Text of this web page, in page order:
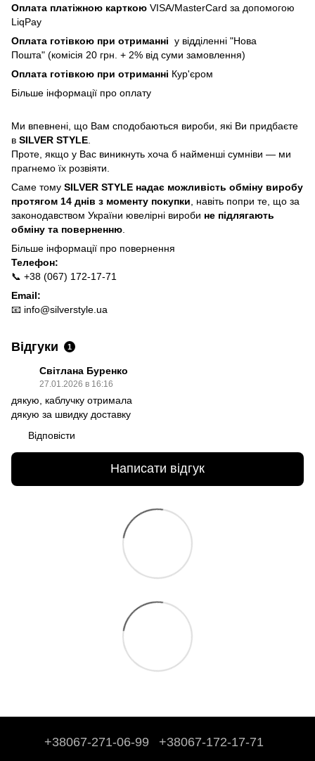
Оплата платіжною карткою VISA/MasterCard за допомогою
LiqPay
Оплата готівкою при отриманні у відділенні "Нова
Пошта" (комісія 20 грн. + 2% від суми замовлення)
Оплата готівкою при отриманні Кур'єром
Більше інформації про оплату
Ми впевнені, що Вам сподобаються вироби, які Ви придбаєте
в SILVER STYLE
Проте, якщо у Вас виникнуть хоча б найменші сумніви — ми
прагнемо їх розвіяти.
Саме тому SILVER STYLE надає можливість обміну виробу
протягом 14 днів з моменту покупки , навіть попри те, що за
законодавством України ювелірні вироби не підлягають
обміну та поверненню
Більше інформації про повернення
Телефон:
📞 +38 (067) 172-17-71
Email:
📧 info@silverstyle.ua
Відгуки 1
Світлана Буренко
27.01.2026 в 16:16
дякую, каблучку отримала
дякую за швидку доставку
Відповісти
Написати відгук
+38067-271-06-99 +38067-172-17-71